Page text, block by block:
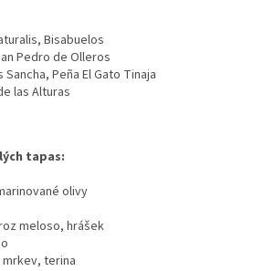
Bisabuelos
Pedro de Olleros
Peña El Gato Tinaja
las Alturas
tapas:
olivy
meloso, hrášek
terina